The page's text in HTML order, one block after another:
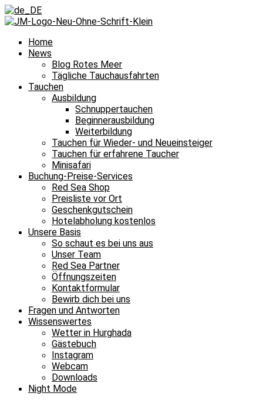
Home
News
Blog Rotes Meer
Tägliche Tauchausfahrten
Tauchen
Ausbildung
Schnuppertauchen
Beginnerausbildung
Weiterbildung
Tauchen für Wieder- und Neueinsteiger
Tauchen für erfahrene Taucher
Minisafari
Buchung-Preise-Services
Red Sea Shop
Preisliste vor Ort
Geschenkgutschein
Hotelabholung kostenlos
Unsere Basis
So schaut es bei uns aus
Unser Team
Red Sea Partner
Öffnungszeiten
Kontaktformular
Bewirb dich bei uns
Fragen und Antworten
Wissenswertes
Wetter in Hurghada
Gästebuch
Instagram
Webcam
Downloads
Night Mode